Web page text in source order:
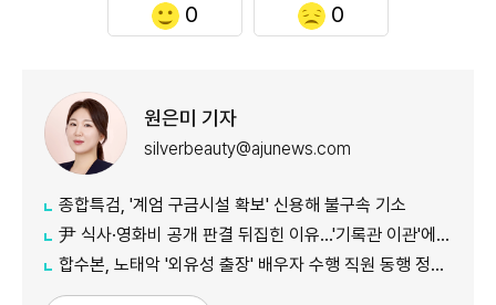
0 0
원은미 기자
silverbeauty@ajunews.com
종합특검, '계엄 구금시설 확보' 신용해 불구속 기소
尹 식사·영화비 공개 판결 뒤집힌 이유…'기록관 이관'에 소송 실익 쟁점
합수본, 노태악 '외유성 출장' 배우자 수행 직원 동행 정황 포착